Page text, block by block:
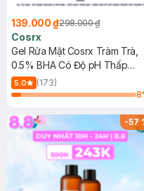
139.000 ₫298.000 ₫
Cosrx
Gel Rửa Mặt Cosrx Tràm Trà,
0.5% BHA Có Độ pH Thấp
150ml
5.0
(173)
8
-57